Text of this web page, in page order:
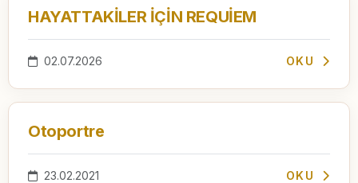
HAYATTAKİLER İÇİN REQUİEM
02.07.2026 OKU
Otoportre
23.02.2021 OKU